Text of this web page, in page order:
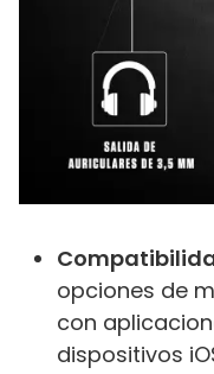
opciones de
con
dispositivos